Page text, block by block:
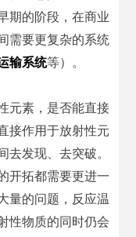
期的阶段，在商业
需要更复杂的系统
输系统等）。
元素，是否能直接
接作用于放射性元
去发现、去突破。
开拓都需要更进一
量的问题，反应温
性物质的同时仍会